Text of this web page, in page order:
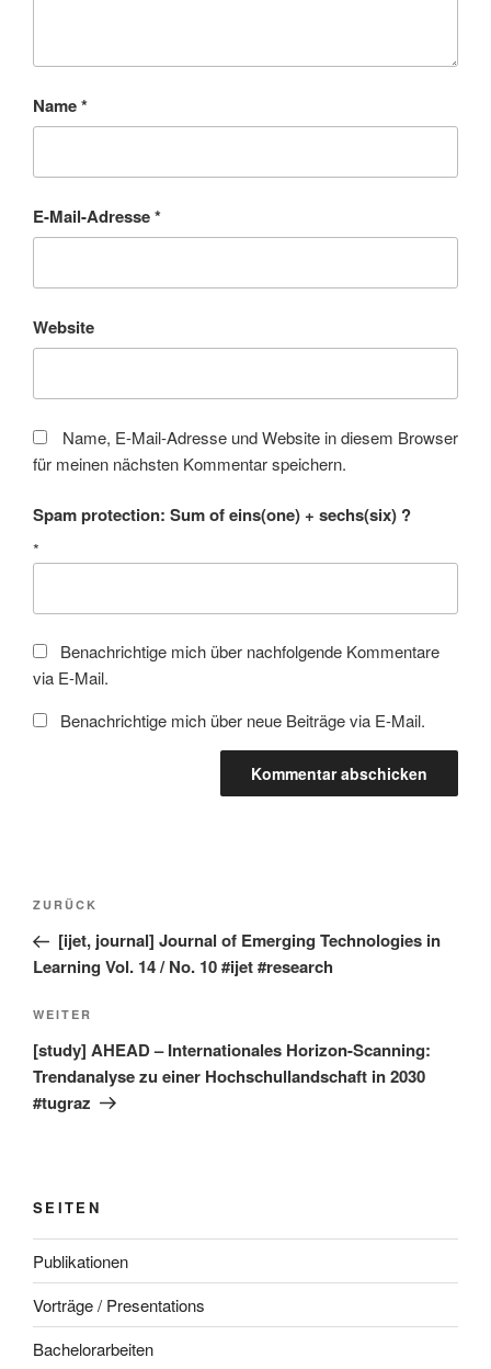
Name*
E-Mail-Adresse*
Website
Name, E-Mail-Adresse und Website in diesem Browser
für meinen nächsten Kommentar speichern.
Spam protection: Sum of eins(one) + sechs(six) ?
*
Benachrichtige mich über nachfolgende Kommentare
via E-Mail.
Benachrichtige mich über neue Beiträge via E-Mail.
Beitragsnavigation
Vorheriger
Beitrag
ZURÜCK
[ijet, journal] Journal of Emerging Technologies in
Learning Vol. 14 / No. 10 #ijet #research
Nächster
Beitrag
WEITER
[study] AHEAD – Internationales Horizon-Scanning:
Trendanalyse zu einer Hochschullandschaft in 2030
#tugraz
SEITEN
Publikationen
Vorträge / Presentations
Bachelorarbeiten